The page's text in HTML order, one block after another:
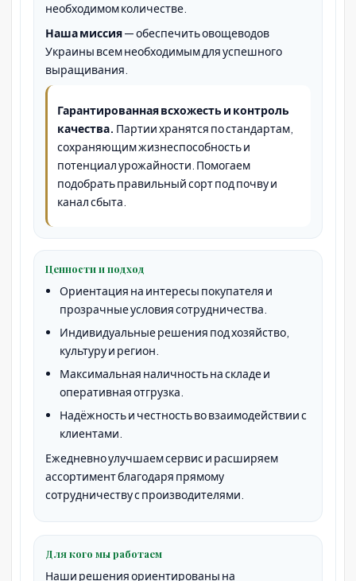
необходимом количестве.
Наша миссия— обеспечить овощеводов
Украины всем необходимым для успешного
выращивания.
Гарантированная всхожесть и контроль
качества. Партии хранятся по стандартам,
сохраняющим жизнеспособность и
потенциал урожайности. Помогаем
подобрать правильный сорт под почву и
канал сбыта.
Ценности и подход
Ориентация на интересы покупателя и
прозрачные условия сотрудничества.
Индивидуальные решения под хозяйство,
культуру и регион.
Максимальная наличность на складе и
оперативная отгрузка.
Надёжность и честность во взаимодействии с
клиентами.
Ежедневно улучшаем сервис и расширяем
ассортимент благодаря прямому
сотрудничеству с производителями.
Для кого мы работаем
Наши решения ориентированы на